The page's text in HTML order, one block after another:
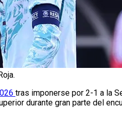
tras imponerse por 2-1 a la
durante gran parte del